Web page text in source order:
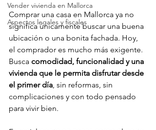
Vender vivienda en Mallorca
Aspectos legales y fiscales
Comprar una casa en Mallorca ya no
significa únicamente buscar una buena
ubicación o una bonita fachada. Hoy,
el comprador es mucho más exigente.
Busca comodidad, funcionalidad y una
vivienda que le permita disfrutar desde
el primer día, sin reformas, sin
complicaciones y con todo pensado
para vivir bien.